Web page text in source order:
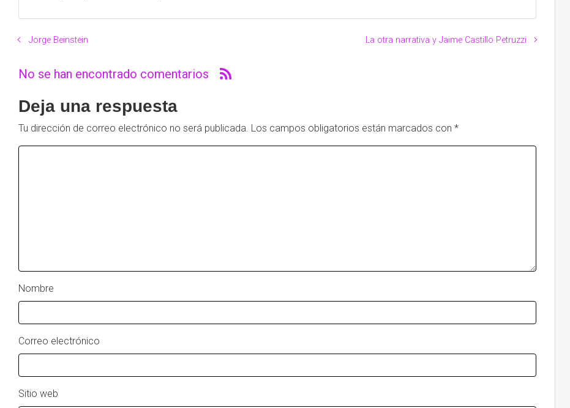
Jorge Beinstein La otra narrativa y Jaime Castillo Petruzzi
No se han encontrado comentarios
Deja una respuesta
Tu dirección de correo electrónico no será publicada. Los campos obligatorios están marcados con *
Nombre
Correo electrónico
Sitio web